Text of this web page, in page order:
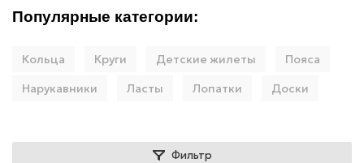
Популярные категории:
Кольца Круги Детские жилеты
Пояса
Нарукавники
Ласты Лопатки Доски
Фильтр